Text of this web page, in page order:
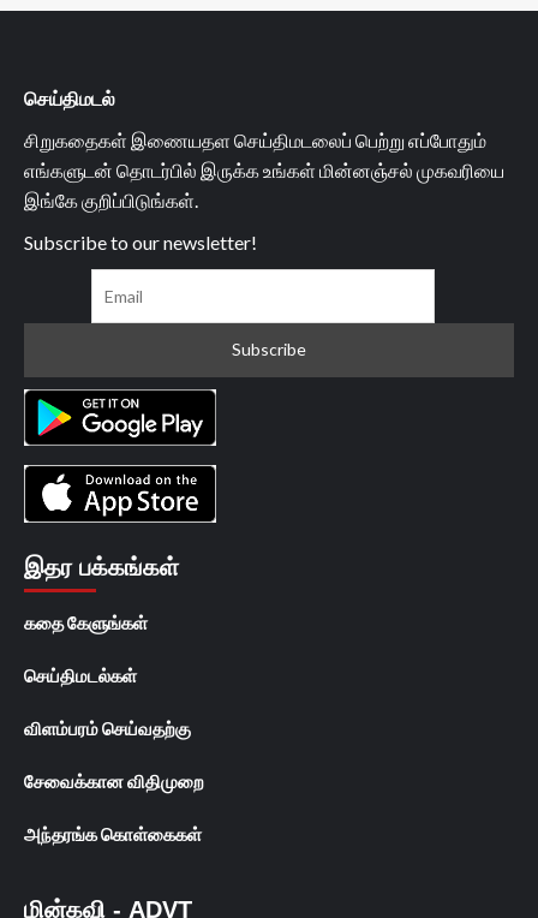
செய்திமடல்
சிறுகதைகள் இணையதள செய்திமடலைப் பெற்று எப்போதும்
எங்களுடன் தொடர்பில் இருக்க உங்கள் மின்னஞ்சல் முகவரியை
இங்கே குறிப்பிடுங்கள்.
Subscribe to our newsletter!
இதர பக்கங்கள்
கதை கேளுங்கள்
செய்திமடல்கள்
விளம்பரம் செய்வதற்கு
சேவைக்கான விதிமுறை
அந்தரங்க கொள்கைகள்
மின்கவி - ADVT